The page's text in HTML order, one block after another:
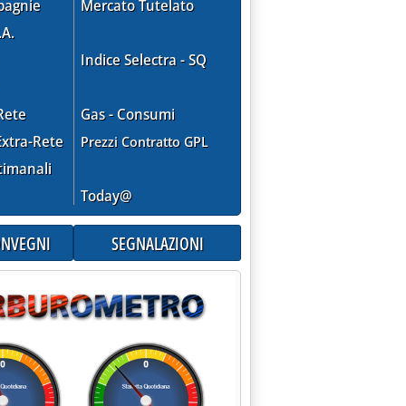
generata da Tempa Rossa'
Rete
Mercato Tutelato
Indice Selectra - SQ
Gas - Consumi
Prezzi Contratto GPL
Today@
SEGNALAZIONI